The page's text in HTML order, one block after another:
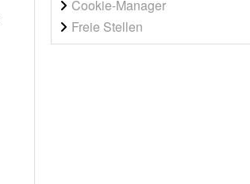
Cookie-Manager
Freie Stellen